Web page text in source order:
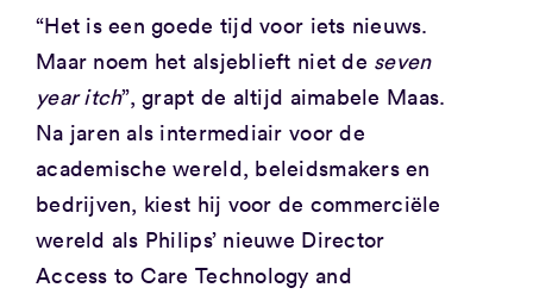
“Het is een goede tijd voor iets nieuws.
Maar noem het alsjeblieft niet de seven
year itch”, grapt de altijd aimabele Maas.
Na jaren als intermediair voor de
academische wereld, beleidsmakers en
bedrijven, kiest hij voor de commerciële
wereld als Philips’ nieuwe Director
Access to Care Technology and